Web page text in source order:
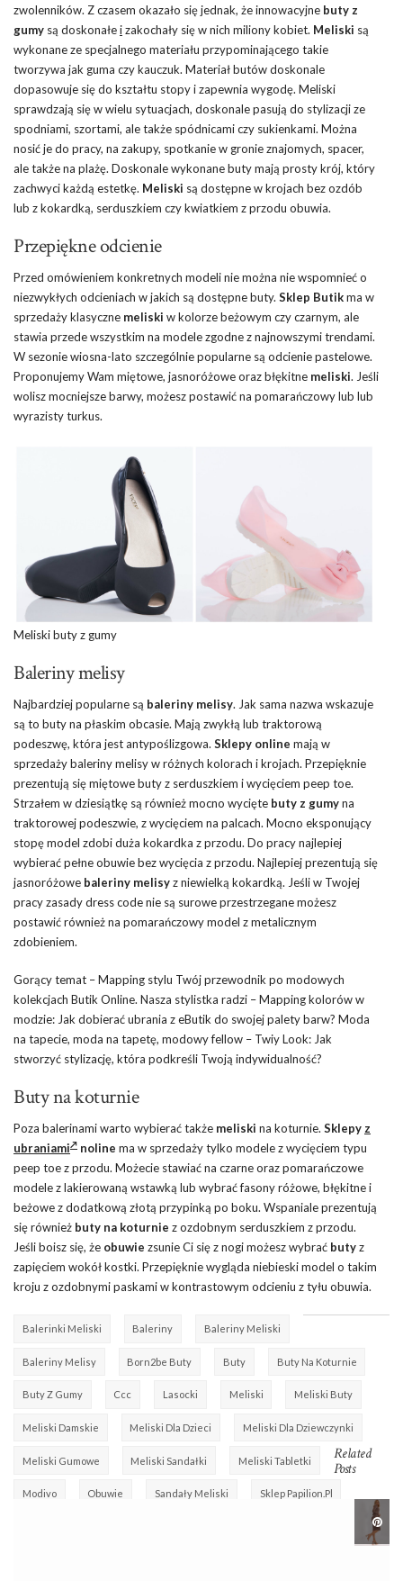
zwolenników. Z czasem okazało się jednak, że innowacyjne buty z
gumy są doskonałeizakochały się w nich miliony kobiet. Meliski są
wykonane ze specjalnego materiału przypominającego takie
tworzywa jak guma czy kauczuk. Materiał butów doskonale
dopasowuje się do kształtu stopy i zapewnia wygodę. Meliski
sprawdzają się w wielu sytuacjach, doskonale pasują do stylizacji ze
spodniami, szortami, ale także spódnicami czy sukienkami. Można
nosić je do pracy, na zakupy, spotkanie w gronie znajomych, spacer,
ale także na plażę. Doskonale wykonane buty mają prosty krój, który
zachwyci każdą estetkę. Meliski są dostępne w krojach bez ozdób
lub z kokardką, serduszkiem czy kwiatkiem z przodu obuwia.
Przepiękne odcienie
Przed omówieniem konkretnych modeli nie można nie wspomnieć o
niezwykłych odcieniach w jakich są dostępne buty. Sklep Butikma w
sprzedaży klasyczne meliski w kolorze beżowym czy czarnym, ale
stawia przede wszystkim na modele zgodne z najnowszymi trendami.
W sezonie wiosna-lato szczególnie popularne są odcienie pastelowe.
Proponujemy Wam miętowe, jasnoróżowe oraz błękitne meliski. Jeśli
wolisz mocniejsze barwy, możesz postawić na pomarańczowy lub lub
wyrazisty turkus.
Meliski buty z gumy
Baleriny melisy
Najbardziej popularne są baleriny melisy. Jak sama nazwa wskazuje
są to buty na płaskim obcasie. Mają zwykłą lub traktorową
podeszwę, która jest antypoślizgowa. Sklepy online mają w
sprzedaży baleriny melisy w różnych kolorach i krojach. Przepięknie
prezentują się miętowe buty z serduszkiem i wycięciem peep toe.
Strzałem w dziesiątkę są również mocno wycięte buty z gumyna
traktorowej podeszwie, z wycięciem na palcach. Mocno eksponujący
stopę model zdobi duża kokardka z przodu. Do pracy najlepiej
wybierać pełne obuwie bez wycięcia z przodu. Najlepiej prezentują się
jasnoróżowe baleriny melisyz niewielką kokardką. Jeśli w Twojej
pracy zasady dress code nie są surowe przestrzegane możesz
postawić również na pomarańczowy model z metalicznym
zdobieniem.
Gorący temat – Mapping stylu Twój przewodnik po modowych
kolekcjach Butik Online. Nasza stylistka radzi – Mapping kolorów w
modzie: Jak dobierać ubrania z eButik do swojej palety barw? Moda
na tapecie, moda na tapetę, modowy fellow – Twiy Look: Jak
stworzyć stylizację, która podkreśli Twoją indywidualność?
Buty na koturnie
Poza balerinami warto wybierać także meliski na koturnie. Sklepy z
ubraniami
noline ma w sprzedaży tylko modele z wycięciem typu
peep toe z przodu. Możecie stawiać na czarne oraz pomarańczowe
modele z lakierowaną wstawką lub wybrać fasony różowe, błękitne i
beżowe z dodatkową złotą przypinką po boku. Wspaniale prezentują
się również buty na koturnie z ozdobnym serduszkiem z przodu.
Jeśli boisz się, że obuwie zsunie Ci się z nogi możesz wybrać butyz
zapięciem wokół kostki. Przepięknie wygląda niebieski model o takim
kroju z ozdobnymi paskami w kontrastowym odcieniu z tyłu obuwia.
Balerinki Meliski Baleriny Baleriny Meliski
Baleriny Melisy Born2be Buty Buty Buty Na Koturnie
Buty Z Gumy Ccc Lasocki Meliski Meliski Buty
Meliski Damskie Meliski Dla Dzieci Meliski Dla Dziewczynki
Meliski Gumowe Meliski Sandałki Meliski Tabletki
Modivo Obuwie Sandały Meliski Sklep Papilion.pl
Related
Posts